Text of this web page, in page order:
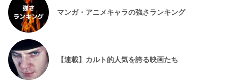
マンガ・アニメキャラの強さランキング
【連載】カルト的人気を誇る映画たち